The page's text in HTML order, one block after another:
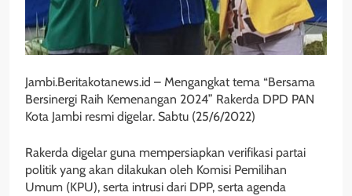
Jambi.Beritakotanews.id – Mengangkat tema “Bersama
Bersinergi Raih Kemenangan 2024” Rakerda DPD PAN
Kota Jambi resmi digelar. Sabtu (25/6/2022)
Rakerda digelar guna mempersiapkan verifikasi partai
politik yang akan dilakukan oleh Komisi Pemilihan
Umum (KPU), serta intrusi dari DPP, serta agenda